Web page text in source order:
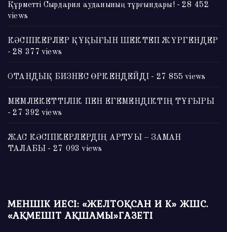
Құрметті Сырдария ауданының тұрғындары!- 28 452
views
КӘСІПКЕРЛЕР ҚҰҚЫҒЫН ШЕКТЕП ЖҮРГЕНДЕР
- 28 377 views
ОТАНДЫҚ БИЗНЕС ӨРКЕНДЕЙДІ - 27 855 views
МЕМЛЕКЕТТІЛІК ПЕН ЕГЕМЕНДІКТІҢ ТҰҒЫРЫ
- 27 392 views
ЖАС КӘСІПКЕРЛЕРДІҢ АРТУЫ – ЗАМАН
ТАЛАБЫ - 27 093 views
МЕНШІК ИЕСІ: «ЖЕЛТОҚСАН И К» ЖШС.
«АҚМЕШІТ АҚШАМЫ»ГАЗЕТІ